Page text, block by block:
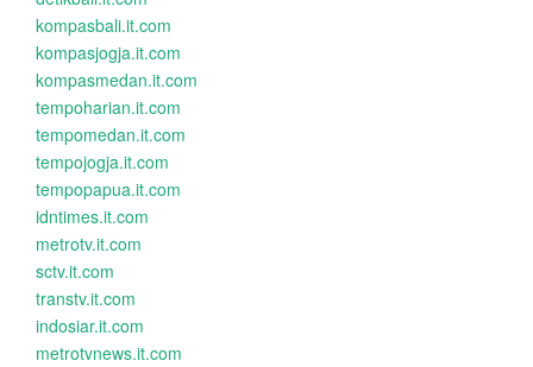
kompasbali.it.com
kompasjogja.it.com
kompasmedan.it.com
tempoharian.it.com
tempomedan.it.com
tempojogja.it.com
tempopapua.it.com
idntimes.it.com
metrotv.it.com
sctv.it.com
transtv.it.com
indosiar.it.com
metrotvnews.it.com